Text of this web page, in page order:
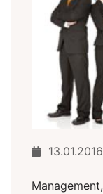
13.01.2016